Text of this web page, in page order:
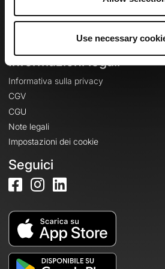
Use necessary
Accedi
Informazioni legali
Informativa sulla privacy
CGV
CGU
Note legali
Impostazioni dei cookie
Seguici